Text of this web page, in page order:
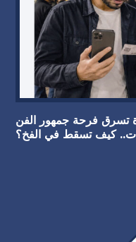
تسرق فرحة جمهور الفن
كيف تسقط في الفخ؟